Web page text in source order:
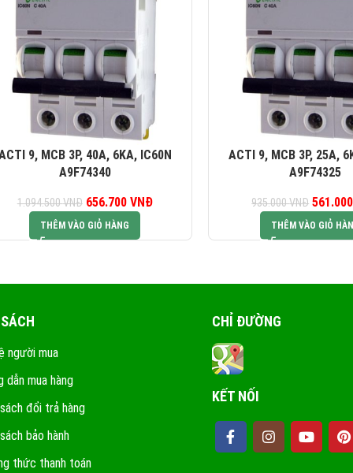
9, MCB 3P, 40A, 6KA, IC60N
A9F74340
1.094.500VNĐ
Giá gốc là:
1.094.500 VNĐ.
656.700 VNĐ
THÊM VÀO GIỎ HÀNG
ACTI 9, MCB 3P, 25A,
A9F74325
935.000VNĐ
THÊM VÀO GIỎ
người mua
dẫn mua hàng
đổi trả hàng
bảo hành
thức thanh toán
CHỈ ĐƯỜNG
KẾT NỐI